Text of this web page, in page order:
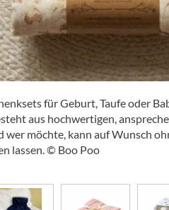
für Geburt, Taufe oder
aus hochwertigen,
wer möchte, kann auf Wunsch
lassen. © Boo Poo